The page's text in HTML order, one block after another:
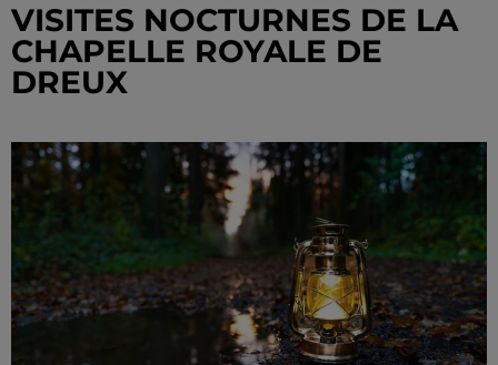
VISITES NOCTURNES DE LA
CHAPELLE ROYALE DE
DREUX